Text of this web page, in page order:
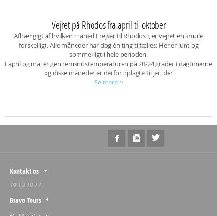
Vejret på Rhodos fra april til oktober
Afhængigt af hvilken måned I rejser til Rhodos i, er vejret en smule
forskelligt. Alle måneder har dog én ting tilfælles: Her er lunt og
sommerligt i hele perioden.
I april og maj er gennemsnitstemperaturen på 20-24 grader i dagtimerne
og disse måneder er derfor oplagte til jer, der
Se mere>
Kontakt os
70 10 10 77
Bravo Tours